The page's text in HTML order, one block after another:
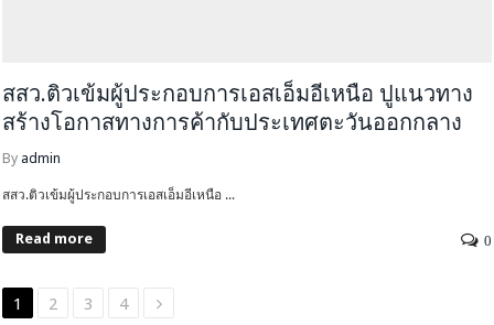
สสว.ติวเข้มผู้ประกอบการเอสเอ็มอีเหนือ ปูแนวทาง
สร้างโอกาสทางการค้ากับประเทศตะวันออกกลาง
By admin
สสว.ติวเข้มผู้ประกอบการเอสเอ็มอีเหนือ ...
Read more 0
1 2 3 4